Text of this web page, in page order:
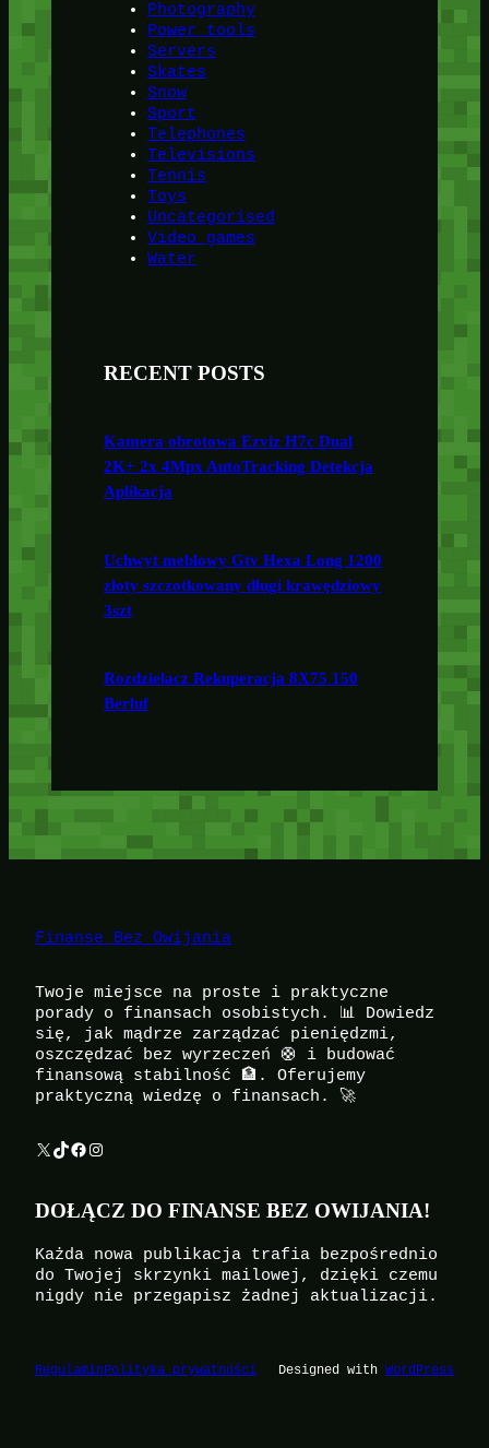
Photography
Power tools
Servers
Skates
Snow
Sport
Telephones
Televisions
Tennis
Toys
Uncategorised
Video games
Water
RECENT POSTS
Kamera obrotowa Ezviz H7c Dual
2K+ 2x 4Mpx AutoTracking Detekcja
Aplikacja
Uchwyt meblowy Gtv Hexa Long 1200
złoty szczotkowany długi krawędziowy
3szt
Rozdzielacz Rekuperacja 8X75 150
Berluf
Finanse Bez Owijania
Twoje miejsce na proste i praktyczne
porady o finansach osobistych. 📊 Dowiedz
się, jak mądrze zarządzać pieniędzmi,
oszczędzać bez wyrzeczeń 🛟 i budować
finansową stabilność 🏦. Oferujemy
praktyczną wiedzę o finansach. 🚀
X TikTok Facebook Instagram
DOŁĄCZ DO FINANSE BEZ OWIJANIA!
Każda nowa publikacja trafia bezpośrednio
do Twojej skrzynki mailowej, dzięki czemu
nigdy nie przegapisz żadnej aktualizacji.
RegulaminPolityka prywatności Designed with WordPress